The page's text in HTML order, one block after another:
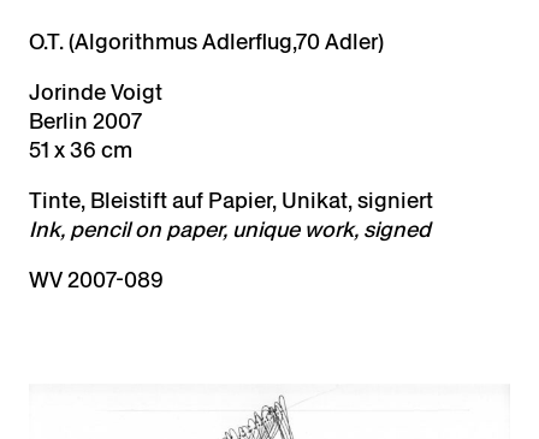
O.T. (Algorithmus Adlerflug,70 Adler)
Jorinde Voigt
Berlin 2007
51 x 36 cm
Tinte, Bleistift auf Papier, Unikat, signiert
Ink, pencil on paper, unique work, signed
WV 2007-089